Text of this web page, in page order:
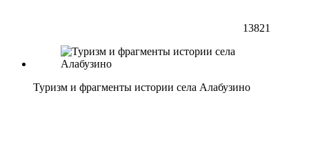
13821
Туризм и фрагменты истории села Алабузино